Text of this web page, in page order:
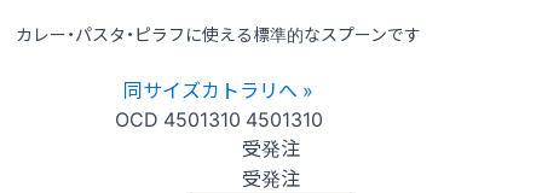
カレー・パスタ・ピラフに使える標準的なスプーンです
同サイズカトラリへ »
OCD 4501310 4501310
受発注
受発注